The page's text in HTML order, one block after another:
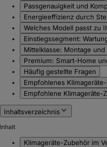
Passgenauigkeit und
Energieeffizienz durch
Welches Modell passt zu
Einstiegssegment:
Mittelklasse: Montage
Premium: Smart-Home
Häufig gestellte Fragen
Empfohlenes
Empfohlene Klimageräte-
Inhaltsverzeichnis
Inhalt
Klimageräte-Zubehör im